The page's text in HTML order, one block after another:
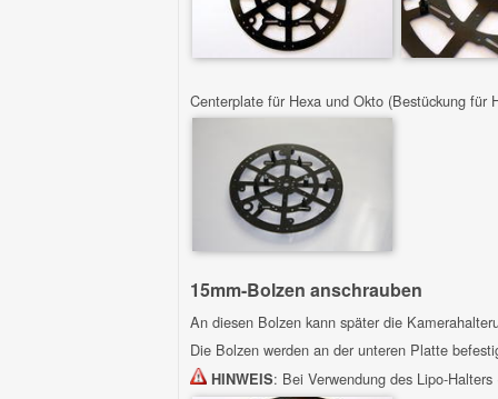
Centerplate für Hexa und Okto (Bestückung für
15mm-Bolzen anschrauben
An diesen Bolzen kann später die
Die Bolzen werden an der unteren Platte
HINWEIS: Bei Verwendung des Lipo-Halters